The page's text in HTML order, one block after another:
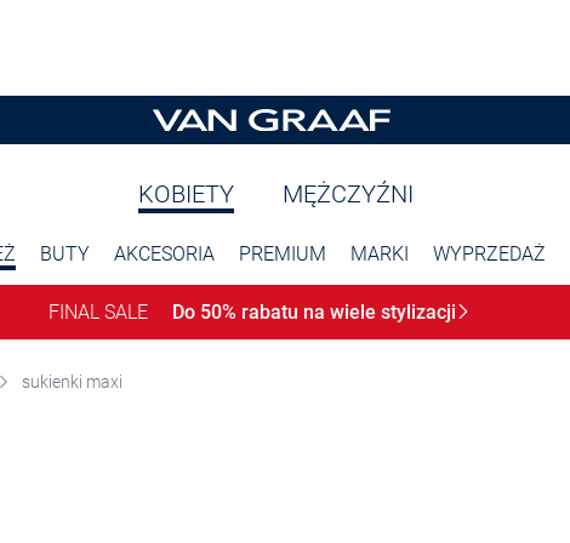
KOBIETY MĘŻCZYŹNI
BUTY AKCESORIA PREMIUM MARKI WYPRZEDAŻ
FINAL SALE Do 50% rabatu na wiele stylizacji
sukienki maxi